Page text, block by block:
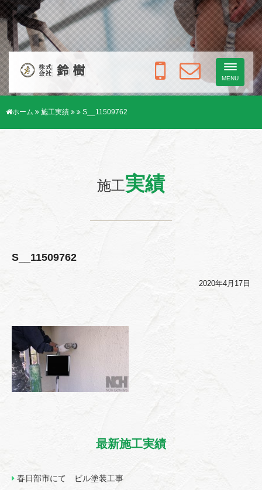
Toggle
MENU
ホーム 施工実績 S__11509762
施工実績
S__11509762
2020年4月17日
最新施工実績
春日部市にて ビル塗装工事